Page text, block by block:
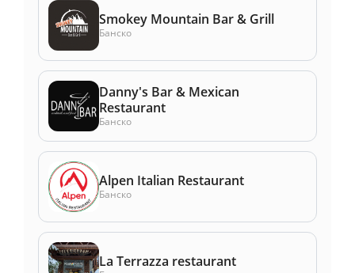
Smokey Mountain Bar & Grill
Банско
Danny's Bar & Mexican
Restaurant
Банско
Alpen Italian Restaurant
Банско
La Terrazza restaurant